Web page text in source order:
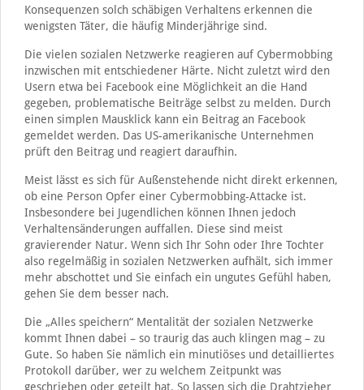
Konsequenzen solch schäbigen Verhaltens erkennen die
wenigsten Täter, die häufig Minderjährige sind.
Die vielen sozialen Netzwerke reagieren auf Cybermobbing
inzwischen mit entschiedener Härte. Nicht zuletzt wird den
Usern etwa bei Facebook eine Möglichkeit an die Hand
gegeben, problematische Beiträge selbst zu melden. Durch
einen simplen Mausklick kann ein Beitrag an Facebook
gemeldet werden. Das US-amerikanische Unternehmen
prüft den Beitrag und reagiert daraufhin.
Meist lässt es sich für Außenstehende nicht direkt erkennen,
ob eine Person Opfer einer Cybermobbing-Attacke ist.
Insbesondere bei Jugendlichen können Ihnen jedoch
Verhaltensänderungen auffallen. Diese sind meist
gravierender Natur. Wenn sich Ihr Sohn oder Ihre Tochter
also regelmäßig in sozialen Netzwerken aufhält, sich immer
mehr abschottet und Sie einfach ein ungutes Gefühl haben,
gehen Sie dem besser nach.
Die „Alles speichern“ Mentalität der sozialen Netzwerke
kommt Ihnen dabei – so traurig das auch klingen mag – zu
Gute. So haben Sie nämlich ein minutiöses und detailliertes
Protokoll darüber, wer zu welchem Zeitpunkt was
geschrieben oder geteilt hat. So lassen sich die Drahtzieher